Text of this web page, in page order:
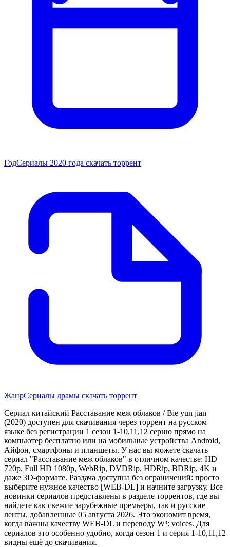
ГодСериалы 2020 года скачать торрент
ЖанрСериалы драмы скачать торрент
Сериал китайский Расставание меж облаков / Bie yun jian
(2020) доступен для скачивания через торрент на русском
языке без регистрации 1 сезон 1-10,11,12 серию прямо на
компьютер бесплатно или на мобильные устройства Android,
Айфон, смартфоны и планшеты. У нас вы можете скачать
сериал "Расставание меж облаков" в отличном качестве: HD
720p, Full HD 1080p, WebRip, DVDRip, HDRip, BDRip, 4K и
даже 3D-формате. Раздача доступна без ограничений: просто
выберите нужное качество [WEB-DL] и начните загрузку. Все
новинки сериалов представлены в разделе торрентов, где вы
найдете как свежие зарубежные премьеры, так и русские
ленты, добавленные 05 августа 2026. Это экономит время,
когда важны качеству WEB-DL и переводу W³: voices. Для
сериалов это особенно удобно, когда сезон 1 и серия 1-10,11,12
видны ещё до скачивания.